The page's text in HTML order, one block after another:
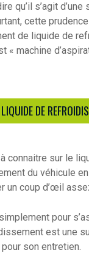
qu’il s’agit
cette
de liquide de
« machine
DE
connaitre sur le
du véhicule
un coup d’œil
pour
est une
son entretien.